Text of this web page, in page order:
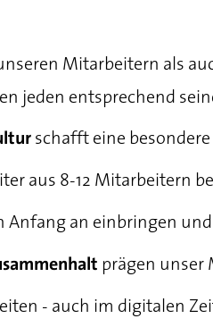
Mitarbeitern als
jeden entsprechend
schafft eine
aus 8-12 Mitarbeitern
Anfang an einbringen
prägen unser
- auch im digitalen